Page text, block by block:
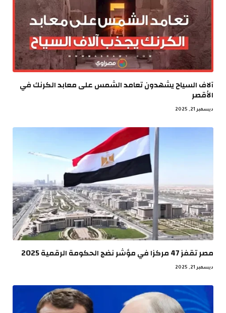
آلاف السياح يشهدون تعامد الشمس على معابد الكرنك في
الأقصر
ديسمبر 21, 2025
مصر تقفز 47 مركزا في مؤشر نضج الحكومة الرقمية 2025
ديسمبر 21, 2025